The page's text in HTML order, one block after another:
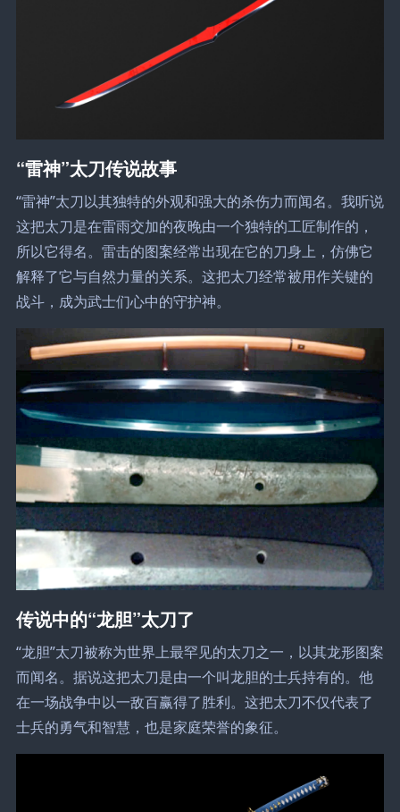
“雷神”太刀传说故事
“雷神”太刀以其独特的外观和强大的杀伤力而闻名。我听说
这把太刀是在雷雨交加的夜晚由一个独特的工匠制作的，
所以它得名。雷击的图案经常出现在它的刀身上，仿佛它
解释了它与自然力量的关系。这把太刀经常被用作关键的
战斗，成为武士们心中的守护神。
传说中的“龙胆”太刀了
“龙胆”太刀被称为世界上最罕见的太刀之一，以其龙形图案
而闻名。据说这把太刀是由一个叫龙胆的士兵持有的。他
在一场战争中以一敌百赢得了胜利。这把太刀不仅代表了
士兵的勇气和智慧，也是家庭荣誉的象征。